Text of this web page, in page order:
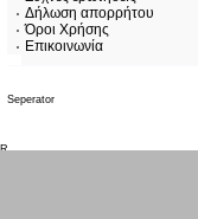
Δήλωση απορρήτου
Όροι Χρήσης
Επικοινωνία